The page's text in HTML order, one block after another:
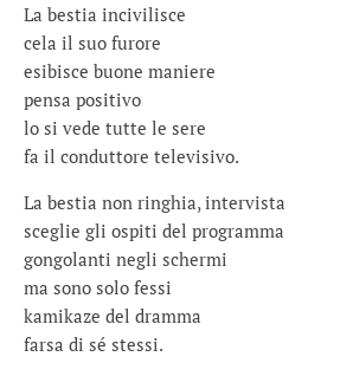
La bestia incivilisce
cela il suo furore
esibisce buone maniere
pensa positivo
lo si vede tutte le sere
fa il conduttore televisivo.
La bestia non ringhia, intervista
sceglie gli ospiti del programma
gongolanti negli schermi
ma sono solo fessi
kamikaze del dramma
farsa di sé stessi.